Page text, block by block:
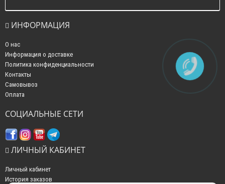
ИНФОРМАЦИЯ
О нас
Информация о доставке
Политика конфиденциальности
Контакты
Самовывоз
Оплата
СОЦИАЛЬНЫЕ СЕТИ
ЛИЧНЫЙ КАБИНЕТ
Личный кабинет
История заказов